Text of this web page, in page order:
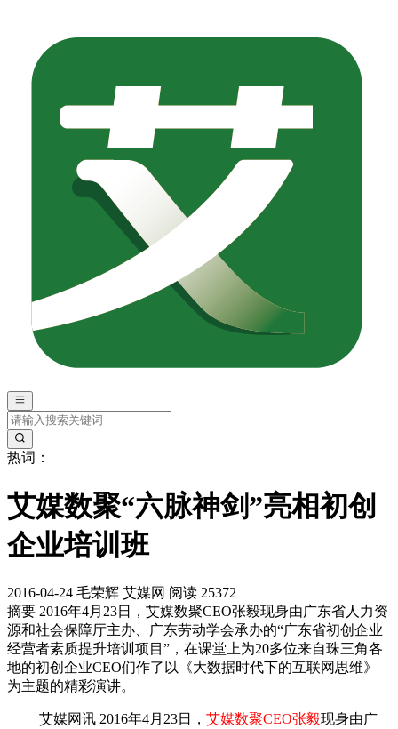
热词：
艾媒数聚“六脉神剑”亮相初创
企业培训班
2016-04-24 毛荣辉 艾媒网 阅读 25372
摘要 2016年4月23日，艾媒数聚CEO张毅现身由广东省人力资
源和社会保障厅主办、广东劳动学会承办的“广东省初创企业
经营者素质提升培训项目”，在课堂上为20多位来自珠三角各
地的初创企业CEO们作了以《大数据时代下的互联网思维》
为主题的精彩演讲。
艾媒网讯 2016年4月23日， 艾媒数聚CEO张毅现身由广